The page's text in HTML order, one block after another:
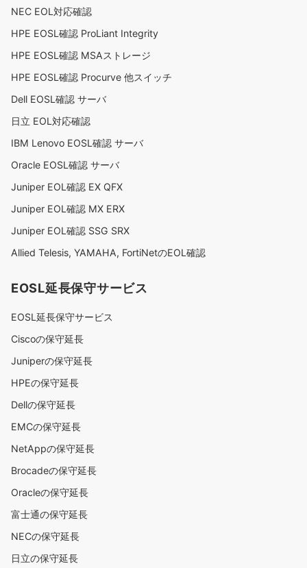
NEC EOL対応確認
HPE EOSL確認 ProLiant Integrity
HPE EOSL確認 MSAストレージ
HPE EOSL確認 Procurve 他スイッチ
Dell EOSL確認 サーバ
日立 EOL対応確認
IBM Lenovo EOSL確認 サーバ
Oracle EOSL確認 サーバ
Juniper EOL確認 EX QFX
Juniper EOL確認 MX ERX
Juniper EOL確認 SSG SRX
Allied Telesis, YAMAHA, FortiNetのEOL確認
EOSL延長保守サービス
EOSL延長保守サービス
Ciscoの保守延長
Juniperの保守延長
HPEの保守延長
Dellの保守延長
EMCの保守延長
NetAppの保守延長
Brocadeの保守延長
Oracleの保守延長
富士通の保守延長
NECの保守延長
日立の保守延長